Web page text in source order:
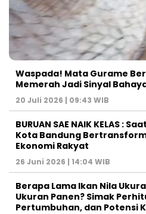
Waspada! Mata Gurame
Memerah Jadi Sinyal
20 Juli 2026 | 09:43 WIB
BURUAN SAE NAIK KELAS :
Kota Bandung
Ekonomi Rakyat
26 Juni 2026 | 14:04 WIB
Berapa Lama Ikan Nila
Ukuran Panen? Simak
Pertumbuhan, dan Potensi